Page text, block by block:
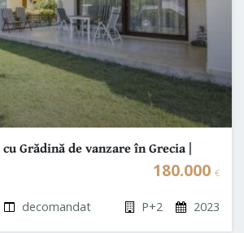
Grădină de vanzare în Grecia |
180.000 €
decomandat P+2 2023